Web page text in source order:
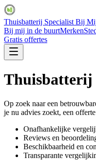
Thuisbatterij Specialist Bij
Bij mij in de buurtMerken
Gratis offertes
Thuisbatterij
Op zoek naar een
je nu advies zoekt, een
Onafhankelijke
Reviews en
Beschikbaarheid en
Transparante